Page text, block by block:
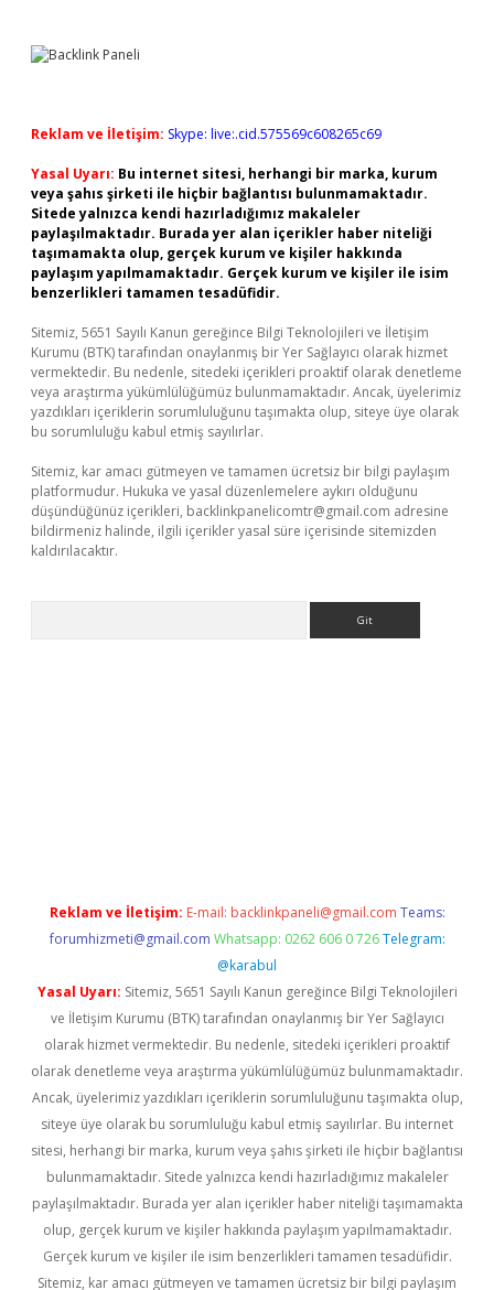
Reklam ve İletişim: Skype: live:.cid.575569c608265c69
Yasal Uyarı: Bu internet sitesi, herhangi bir marka, kurum
veya şahıs şirketi ile hiçbir bağlantısı bulunmamaktadır.
Sitede yalnızca kendi hazırladığımız makaleler
paylaşılmaktadır. Burada yer alan içerikler haber niteliği
taşımamakta olup, gerçek kurum ve kişiler hakkında
paylaşım yapılmamaktadır. Gerçek kurum ve kişiler ile isim
benzerlikleri tamamen tesadüfidir.
Sitemiz, 5651 Sayılı Kanun gereğince Bilgi Teknolojileri ve İletişim
Kurumu (BTK) tarafından onaylanmış bir Yer Sağlayıcı olarak hizmet
vermektedir. Bu nedenle, sitedeki içerikleri proaktif olarak denetleme
veya araştırma yükümlülüğümüz bulunmamaktadır. Ancak, üyelerimiz
yazdıkları içeriklerin sorumluluğunu taşımakta olup, siteye üye olarak
bu sorumluluğu kabul etmiş sayılırlar.
Sitemiz, kar amacı gütmeyen ve tamamen ücretsiz bir bilgi paylaşım
platformudur. Hukuka ve yasal düzenlemelere aykırı olduğunu
düşündüğünüz içerikleri, backlinkpanelicomtr@gmail.com adresine
bildirmeniz halinde, ilgili içerikler yasal süre içerisinde sitemizden
kaldırılacaktır.
Reklam ve İletişim: E-mail: backlinkpaneli@gmail.com Teams:
forumhizmeti@gmail.com Whatsapp: 0262 606 0 726 Telegram:
@karabul
Yasal Uyarı: Sitemiz, 5651 Sayılı Kanun gereğince Bilgi Teknolojileri
ve İletişim Kurumu (BTK) tarafından onaylanmış bir Yer Sağlayıcı
olarak hizmet vermektedir. Bu nedenle, sitedeki içerikleri proaktif
olarak denetleme veya araştırma yükümlülüğümüz bulunmamaktadır.
Ancak, üyelerimiz yazdıkları içeriklerin sorumluluğunu taşımakta olup,
siteye üye olarak bu sorumluluğu kabul etmiş sayılırlar. Bu internet
sitesi, herhangi bir marka, kurum veya şahıs şirketi ile hiçbir bağlantısı
bulunmamaktadır. Sitede yalnızca kendi hazırladığımız makaleler
paylaşılmaktadır. Burada yer alan içerikler haber niteliği taşımamakta
olup, gerçek kurum ve kişiler hakkında paylaşım yapılmamaktadır.
Gerçek kurum ve kişiler ile isim benzerlikleri tamamen tesadüfidir.
Sitemiz, kar amacı gütmeyen ve tamamen ücretsiz bir bilgi paylaşım